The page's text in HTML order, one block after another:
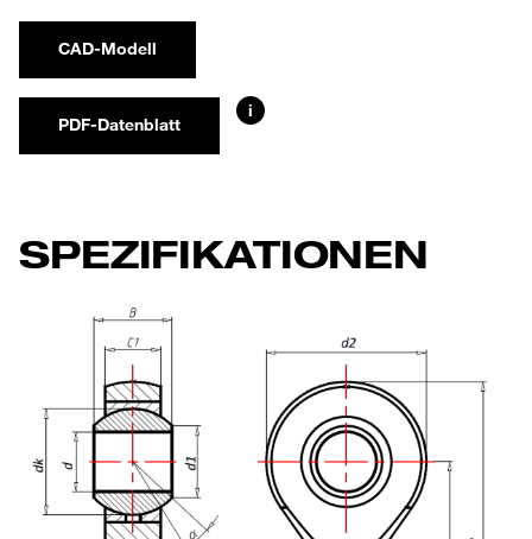
CAD-Modell
PDF-Datenblatt
i
SPEZIFIKATIONEN